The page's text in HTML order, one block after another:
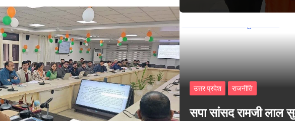
उत्तर प्रदेश राजनीति
सपा सांसद रामजी लाल